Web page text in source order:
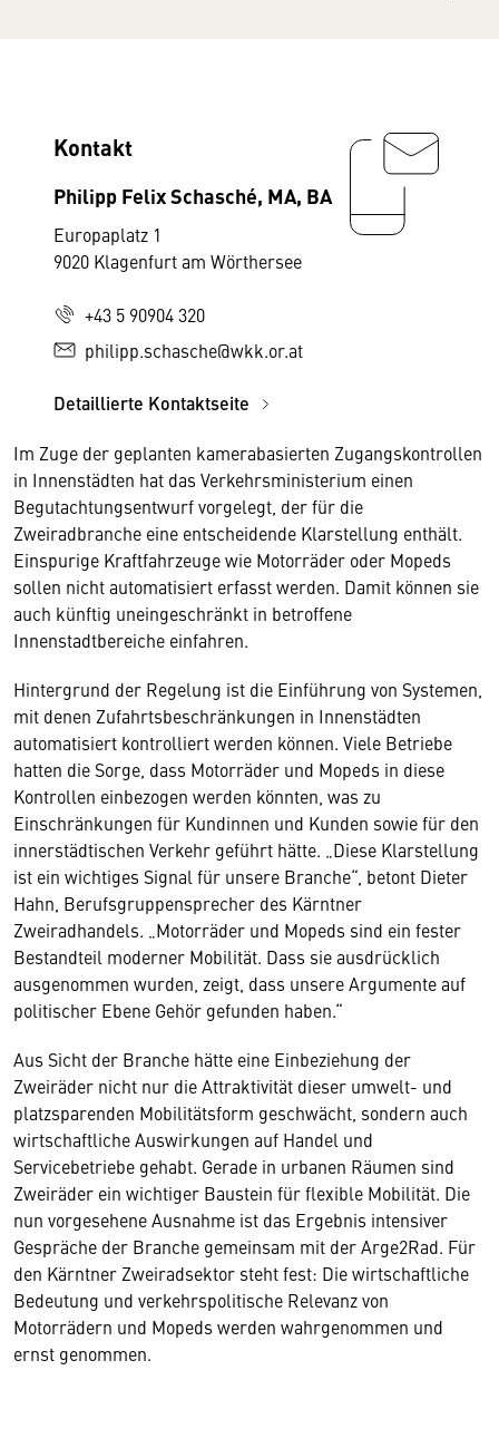
Kontakt
Philipp Felix Schasché, MA, BA
Europaplatz 1
9020 Klagenfurt am Wörthersee
+43 5 90904 320
philipp.schasche@wkk.or.at
Detaillierte Kontaktseite
Im Zuge der geplanten kamerabasierten Zugangskontrollen
in Innenstädten hat das Verkehrsministerium einen
Begutachtungsentwurf vorgelegt, der für die
Zweiradbranche eine entscheidende Klarstellung enthält.
Einspurige Kraftfahrzeuge wie Motorräder oder Mopeds
sollen nicht automatisiert erfasst werden. Damit können sie
auch künftig uneingeschränkt in betroffene
Innenstadtbereiche einfahren.
Hintergrund der Regelung ist die Einführung von Systemen,
mit denen Zufahrtsbeschränkungen in Innenstädten
automatisiert kontrolliert werden können. Viele Betriebe
hatten die Sorge, dass Motorräder und Mopeds in diese
Kontrollen einbezogen werden könnten, was zu
Einschränkungen für Kundinnen und Kunden sowie für den
innerstädtischen Verkehr geführt hätte. „Diese Klarstellung
ist ein wichtiges Signal für unsere Branche“, betont Dieter
Hahn, Berufsgruppensprecher des Kärntner
Zweiradhandels. „Motorräder und Mopeds sind ein fester
Bestandteil moderner Mobilität. Dass sie ausdrücklich
ausgenommen wurden, zeigt, dass unsere Argumente auf
politischer Ebene Gehör gefunden haben.“
Aus Sicht der Branche hätte eine Einbeziehung der
Zweiräder nicht nur die Attraktivität dieser umwelt- und
platzsparenden Mobilitätsform geschwächt, sondern auch
wirtschaftliche Auswirkungen auf Handel und
Servicebetriebe gehabt. Gerade in urbanen Räumen sind
Zweiräder ein wichtiger Baustein für flexible Mobilität. Die
nun vorgesehene Ausnahme ist das Ergebnis intensiver
Gespräche der Branche gemeinsam mit der Arge2Rad. Für
den Kärntner Zweiradsektor steht fest: Die wirtschaftliche
Bedeutung und verkehrspolitische Relevanz von
Motorrädern und Mopeds werden wahrgenommen und
ernst genommen.